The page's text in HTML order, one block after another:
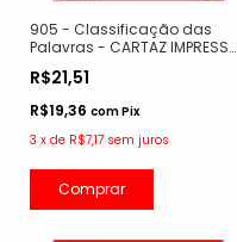
905 - Classificação das
Palavras - CARTAZ IMPRESSO
R$21,51
R$19,36 comPix
3 x de R$7,17 sem juros
Comprar